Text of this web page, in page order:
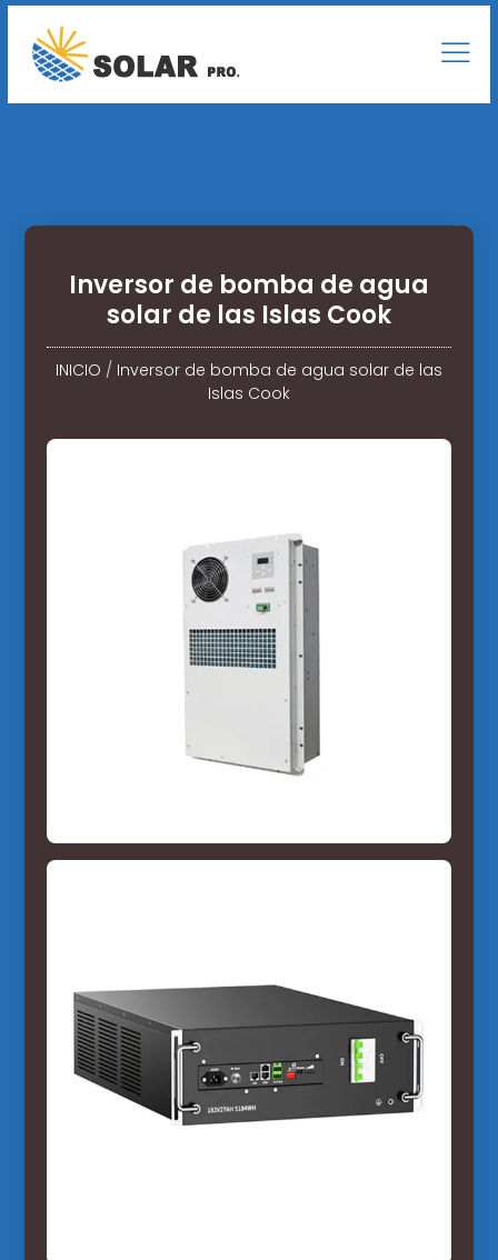
Inversor de bomba de agua
solar de las Islas Cook
INICIO / Inversor de bomba de agua solar de las
Islas Cook